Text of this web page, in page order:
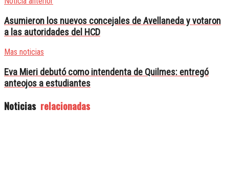
Asumieron los nuevos concejales de Avellaneda y votaron
a las autoridades del HCD
Mas noticias
Eva Mieri debutó como intendenta de Quilmes: entregó
anteojos a estudiantes
Noticias relacionadas